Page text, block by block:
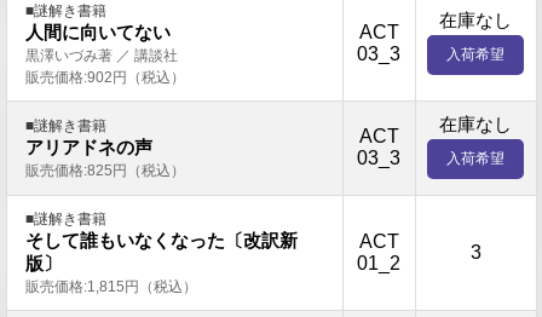
■謎解き書籍
人間に向いてない
黒澤いづみ著 ／ 講談社
販売価格:902円（税込）
ACT
03_3
在庫なし
入荷希望
■謎解き書籍
アリアドネの声
販売価格:825円（税込）
ACT
03_3
在庫なし
入荷希望
■謎解き書籍
そして誰もいなくなった〔改訳新
版〕
販売価格:1,815円（税込）
ACT
01_2
3